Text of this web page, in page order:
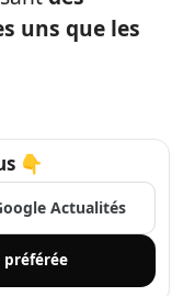
uns que les
👇
Actualités
préférée